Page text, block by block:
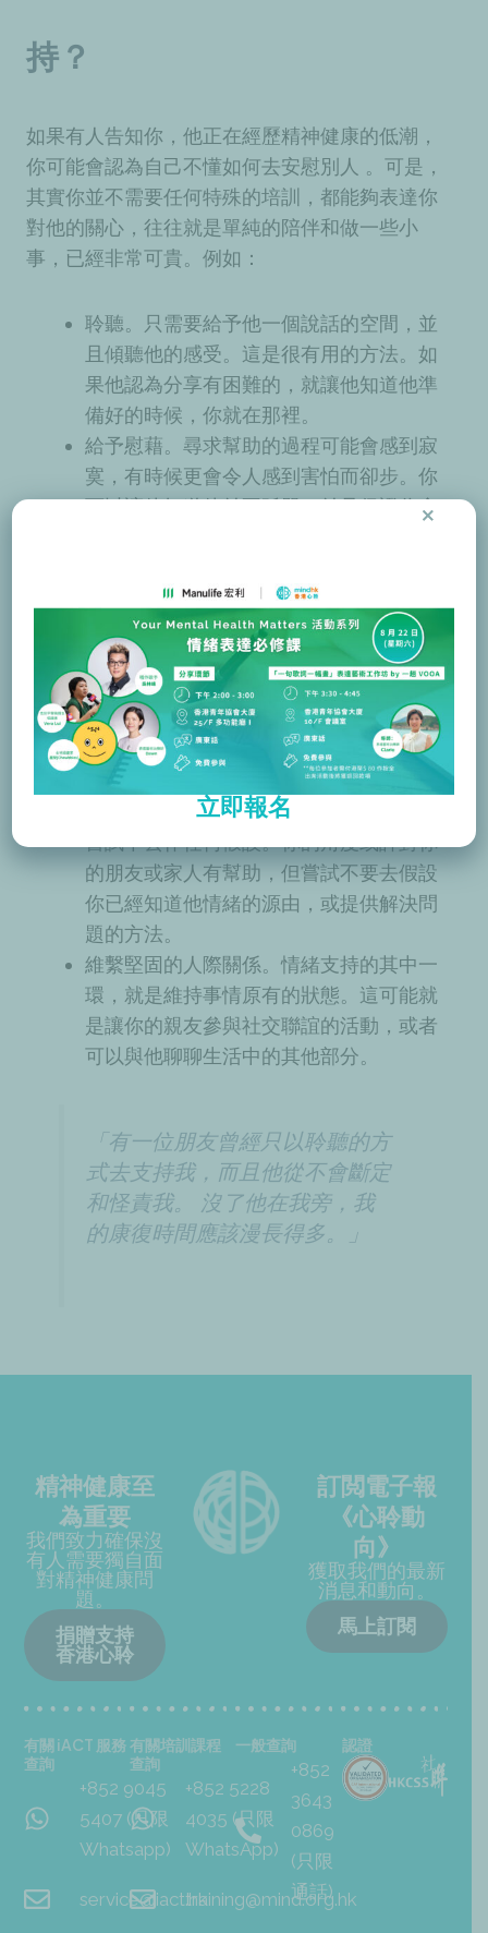
持？
如果有人告知你，他正在經歷精神健康的低潮，
你可能會認為自己不懂如何去安慰別人 。可是，
其實你並不需要任何特殊的培訓，都能夠表達你
對他的關心，往往就是單純的陪伴和做一些小
事，已經非常可貴。例如：
聆聽。只需要給予他一個說話的空間，並
且傾聽他的感受。這是很有用的方法。如
果他認為分享有困難的，就讓他知道他準
備好的時候，你就在那裡。
給予慰藉。尋求幫助的過程可能會感到寂
寞，有時候更會令人感到害怕而卻步。你
可以讓他知道他並不孤單，並且保證你會
自己都難免會憂愁，但嘗試保持冷靜。這
樣也可幫助你的朋友或親人保持平靜，而
你亦可以平和地讓他開放自己，分享內心
感受。
給予耐性。你可能希望對他的想法和感受
有更多的了解，或者想他去立即尋求幫
助，但重要的是讓他跟著自己的步伐去找
適合的援助。
嘗試不去作任何假設。你的角度或許對你
的朋友或家人有幫助，但嘗試不要去假設
你已經知道他情緒的源由，或提供解決問
題的方法。
維繫堅固的人際關係。情緒支持的其中一
環，就是維持事情原有的狀態。這可能就
是讓你的親友參與社交聯誼的活動，或者
可以與他聊聊生活中的其他部分。
「有一位朋友曾經只以聆聽的方
式去支持我，而且他從不會斷定
和怪責我。 沒了他在我旁，我
的康復時間應該漫長得多。」
精神健康至
為重要
我們致力確保沒
有人需要獨自面
對精神健康問
題。
捐贈支持
香港心聆
訂閲電子報
《心聆動
向》
獲取我們的最新
消息和動向。
馬上訂閱
有關 iACT 服務
查詢
+852 9045
5407 (只限
Whatsapp)
service@iact.hk
有關培訓課程
查詢
+852 5228
4035 (只限
WhatsApp)
training@mind.org.hk
一般查詢
+852
3643
0869
(只限
通話)
認證
立即報名
×